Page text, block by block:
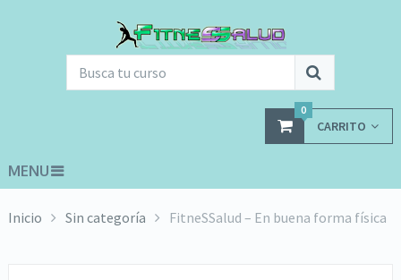
CARRITO
0
MENU
Inicio Sin categoría FitneSSalud – En buena forma física